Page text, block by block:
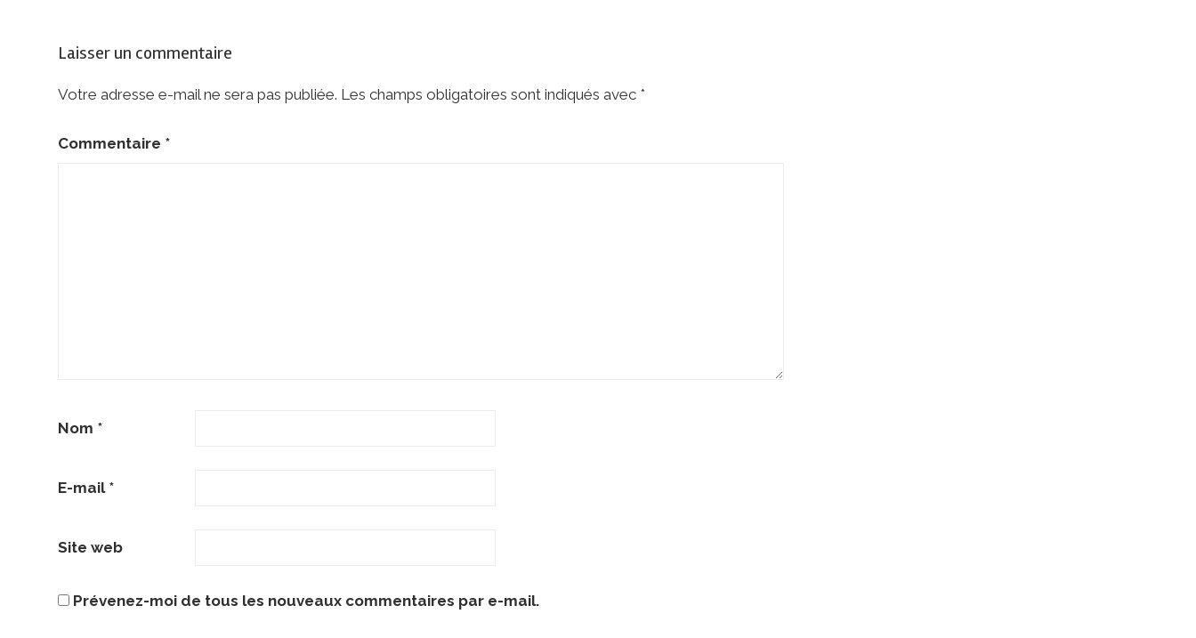
Laisser un commentaire
Votre adresse e-mail ne sera pas publiée. Les champs obligatoires sont indiqués avec *
Commentaire *
Nom *
E-mail *
Site web
Prévenez-moi de tous les nouveaux commentaires par e-mail.